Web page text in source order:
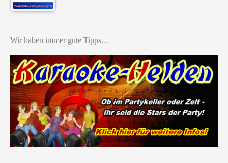
Wir haben immer gute Tipps…